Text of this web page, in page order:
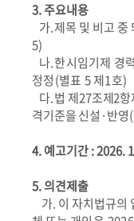
3.주요내용
가.제목 및 비고 중
5)
나.한시임기제 경
정정(별표 5제1호)
다.법 제27조제2항
격기준을신설 ·반영(
4.예고기간:2026.
5.의견제출
가. 이 자치법규의